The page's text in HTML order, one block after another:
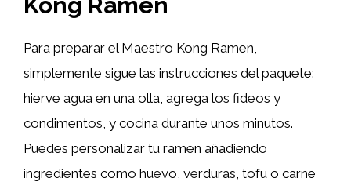
Para preparar el Maestro Kong Ramen,
simplemente sigue las instrucciones del paquete:
hierve agua en una olla, agrega los fideos y
condimentos, y cocina durante unos minutos.
Puedes personalizar tu ramen añadiendo
ingredientes como huevo, verduras, tofu o carne